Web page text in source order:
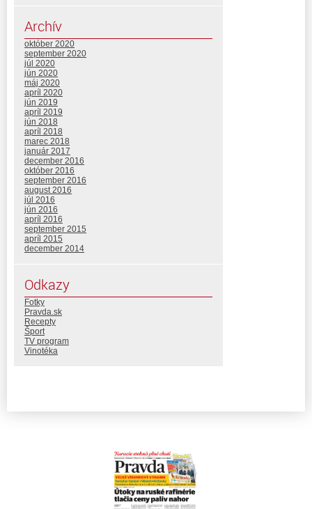
Archív
október 2020
september 2020
júl 2020
jún 2020
máj 2020
apríl 2020
jún 2019
apríl 2019
jún 2018
apríl 2018
marec 2018
január 2017
december 2016
október 2016
september 2016
august 2016
júl 2016
jún 2016
apríl 2016
september 2015
apríl 2015
december 2014
Odkazy
Fotky
Pravda.sk
Recepty
Šport
TV program
Vinotéka